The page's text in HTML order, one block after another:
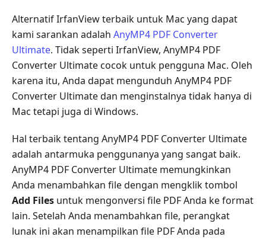
Alternatif IrfanView terbaik untuk Mac yang dapat
kami sarankan adalah AnyMP4 PDF Converter
Ultimate. Tidak seperti IrfanView, AnyMP4 PDF
Converter Ultimate cocok untuk pengguna Mac. Oleh
karena itu, Anda dapat mengunduh AnyMP4 PDF
Converter Ultimate dan menginstalnya tidak hanya di
Mac tetapi juga di Windows.
Hal terbaik tentang AnyMP4 PDF Converter Ultimate
adalah antarmuka penggunanya yang sangat baik.
AnyMP4 PDF Converter Ultimate memungkinkan
Anda menambahkan file dengan mengklik tombol
Add Files untuk mengonversi file PDF Anda ke format
lain. Setelah Anda menambahkan file, perangkat
lunak ini akan menampilkan file PDF Anda pada